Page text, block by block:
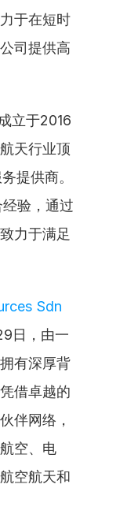
于在短时
司提供高
立于2016
天行业顶
提供商。
验，通过
力于满足
Sdn
日，由一
有深厚背
借卓越的
伴网络，
空、电
空航天和